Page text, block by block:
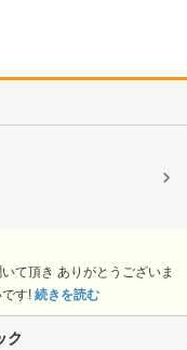
て頂き ありがとうございま
す! 続きを読む
ク